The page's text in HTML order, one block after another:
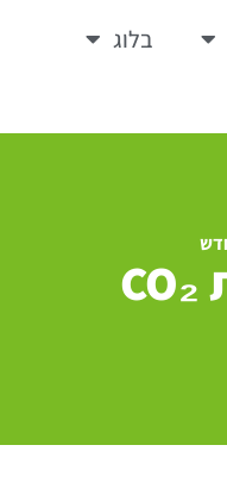
בלוג
אפקטיביות אסטרטגיות הפחתת פליטות CO₂